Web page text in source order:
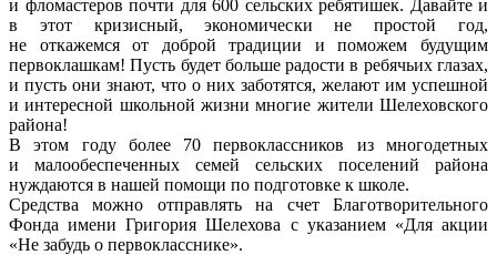
и фломастеров почти для 600 сельских ребятишек. Давайте и
в этот кризисный, экономически не простой год,
не откажемся от доброй традиции и поможем будущим
первоклашкам! Пусть будет больше радости в ребячьих глазах,
и пусть они знают, что о них заботятся, желают им успешной
и интересной школьной жизни многие жители Шелеховского
района!
В этом году более 70 первоклассников из многодетных
и малообеспеченных семей сельских поселений района
нуждаются в нашей помощи по подготовке к школе.
Средства можно отправлять на счет Благотворительного
Фонда имени Григория Шелехова с указанием «Для акции
«Не забудь о первокласснике».